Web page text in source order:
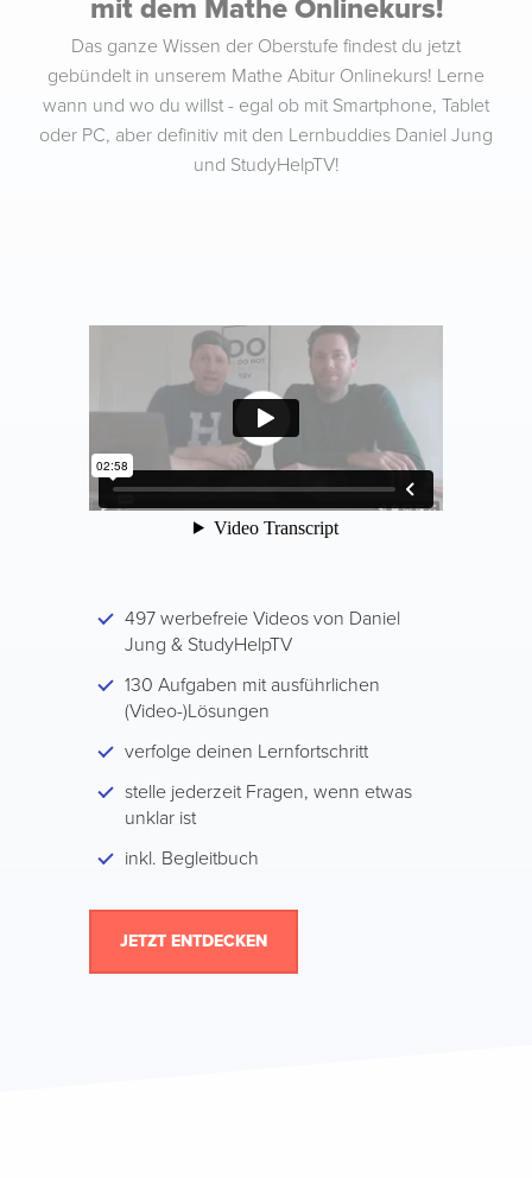
mit dem Mathe Onlinekurs!
Das ganze Wissen der Oberstufe findest du jetzt
gebündelt in unserem Mathe Abitur Onlinekurs! Lerne
wann und wo du willst - egal ob mit Smartphone, Tablet
oder PC, aber definitiv mit den Lernbuddies Daniel Jung
und StudyHelpTV!
497 werbefreie Videos von Daniel
Jung & StudyHelpTV
130 Aufgaben mit ausführlichen
(Video-)Lösungen
verfolge deinen Lernfortschritt
stelle jederzeit Fragen, wenn etwas
unklar ist
inkl. Begleitbuch
JETZT ENTDECKEN